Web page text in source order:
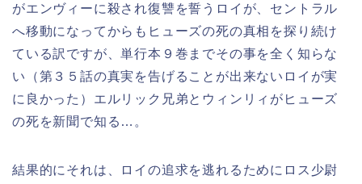
がエンヴィーに殺され復讐を誓うロイが、セントラル
へ移動になってからもヒューズの死の真相を探り続け
ている訳ですが、単行本９巻までその事を全く知らな
い（第３５話の真実を告げることが出来ないロイが実
に良かった）エルリック兄弟とウィンリィがヒューズ
の死を新聞で知る…。
結果的にそれは、ロイの追求を逃れるためにロス少尉